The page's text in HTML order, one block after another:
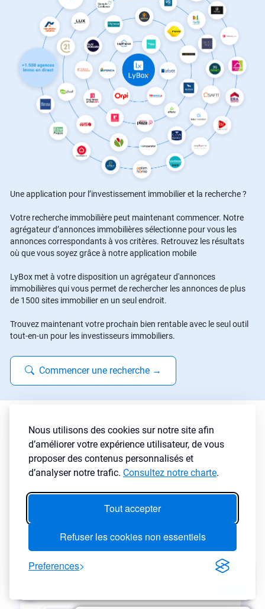
Nous utilisons des cookies sur notre site afin
d’améliorer votre expérience utilisateur, de vous
proposer des contenus personnalisés et
d’analyser notre trafic. Consultez notre charte.
Tout accepter
Refuser les cookies non essentiels
Preferences
Une application pour l’investissement immobilier et la recherche ?
Votre recherche immobilière peut maintenant commencer. Notre
agrégateur d’annonces immobilières sélectionne pour vous les
annonces correspondants à vos critères. Retrouvez les résultats
où que vous soyez grâce à notre application mobile
LyBox met à votre disposition un agrégateur d'annonces
immobilières qui vous permet de rechercher les annonces de plus
de 1500 sites immobilier en un seul endroit.
Trouvez maintenant votre prochain bien rentable avec le seul outil
tout-en-un pour les investisseurs immobiliers.
Commencer une recherche →
Estimation et évolution des
prix immobiliers